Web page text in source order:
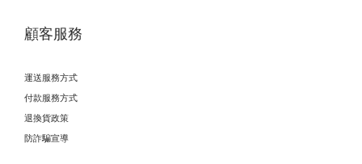
顧客服務
運送服務方式
付款服務方式
退換貨政策
防詐騙宣導